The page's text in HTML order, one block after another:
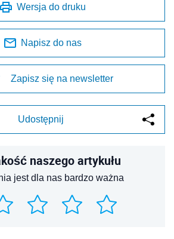
Wersja do druku
Napisz do nas
Zapisz się na newsletter
Udostępnij
naszego artykułu
jest dla nas bardzo ważna